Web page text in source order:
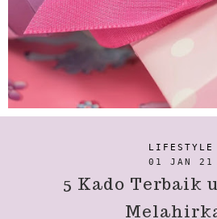
LIFESTYLE
01 JAN 21
5 Kado Terbaik